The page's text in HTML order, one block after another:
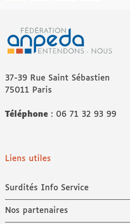
37-39 Rue Saint Sébastien
75011 Paris
Téléphone : 06 71 32 93 99
Liens utiles
Surdités Info Service
Nos partenaires